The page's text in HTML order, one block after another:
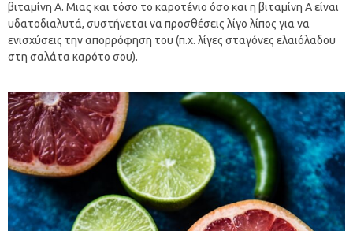
βιταμίνη Α. Μιας και τόσο το καροτένιο όσο και η βιταμίνη Α είναι
υδατοδιαλυτά, συστήνεται να προσθέσεις λίγο λίπος για να
ενισχύσεις την απορρόφηση του (π.χ. λίγες σταγόνες ελαιόλαδου
στη σαλάτα καρότο σου).